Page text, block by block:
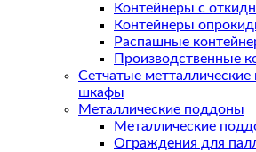
Контейнеры с
Контейнеры
Распашные
Производственные
Сетчатые метталлические
шкафы
Металлические поддоны
Металлические
Ограждения для